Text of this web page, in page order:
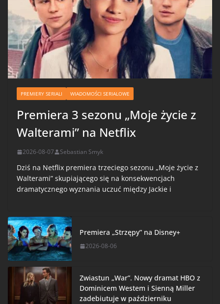
PREMIERY SERIALI WIADOMOŚCI SERIALOWE
Premiera 3 sezonu „Moje życie z
Walterami” na Netflix
2026-08-07 Sebastian Smyk
Dziś na Netflix premiera trzeciego sezonu „Moje życie z
Walterami” skupiającego się na konsekwencjach
dramatycznego wyznania uczuć między Jackie i
Premiera „Strzępy” na Disney+
2026-08-06
Zwiastun „War”. Nowy dramat HBO z
Dominicem Westem i Sienną Miller
zadebiutuje w październiku